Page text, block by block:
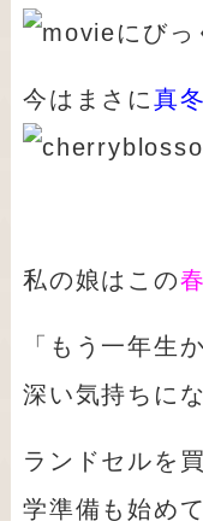
にびっ
今はまさに真冬
私の娘はこの春
「もう一年生
深い気持ちに
ランドセルを
学準備も始め